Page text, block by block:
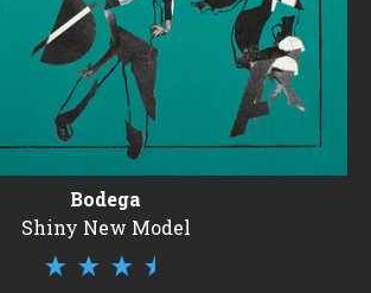
Bodega
Shiny New Model